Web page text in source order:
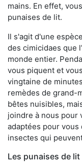
mains. En effet,
punaises de lit.
Il s'agit d'une
des cimicidaes que
monde entier.
vous piquent et
vingtaine de
remèdes de grand-
bêtes nuisibles,
joindre à nous pour
adaptées pour
insectes qui
Les punaises de